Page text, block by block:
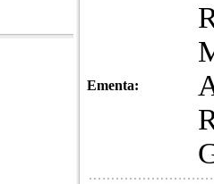
Ementa: